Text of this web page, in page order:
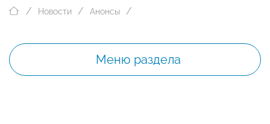
Новости Анонсы
Меню раздела